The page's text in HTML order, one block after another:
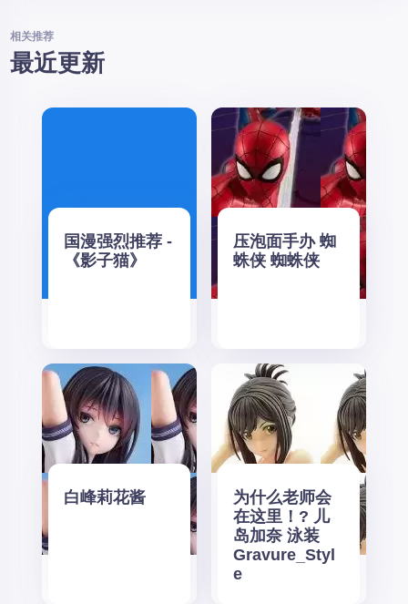
相关推荐
最近更新
国漫强烈推荐 -
《影子猫》
压泡面手办 蜘
蛛侠 蜘蛛侠
白峰莉花酱
为什么老师会
在这里！? 儿
岛加奈 泳装
Gravure_Styl
e